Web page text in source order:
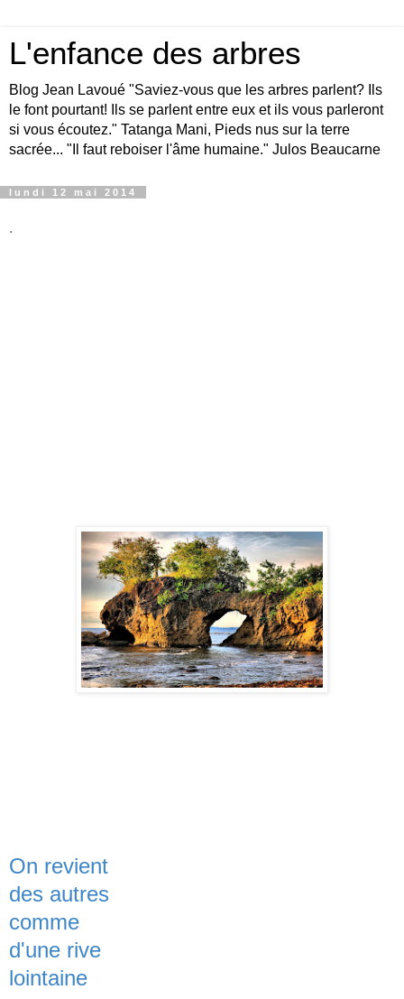
L'enfance des arbres
Blog Jean Lavoué "Saviez-vous que les arbres parlent? Ils
le font pourtant! Ils se parlent entre eux et ils vous parleront
si vous écoutez." Tatanga Mani, Pieds nus sur la terre
sacrée... "Il faut reboiser l'âme humaine." Julos Beaucarne
lundi 12 mai 2014
.
On revient
des autres
comme
d'une rive
lointaine